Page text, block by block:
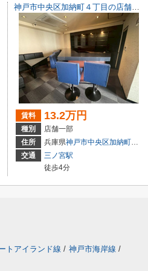
7-8
神戸市中央区加納町４丁目の店舗一部
賃料 13.2万円
種別
店舗一部
住所
兵庫県神戸市中央区加納町４丁
交通
三ノ宮駅
徒歩4分
トアイランド線 / 神戸市海岸線 /